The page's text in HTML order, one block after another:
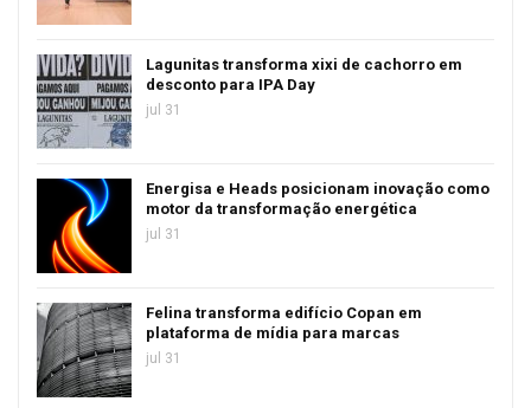
Lagunitas transforma xixi de cachorro em
desconto para IPA Day
jul 31
Energisa e Heads posicionam inovação como
motor da transformação energética
jul 31
Felina transforma edifício Copan em
plataforma de mídia para marcas
jul 31